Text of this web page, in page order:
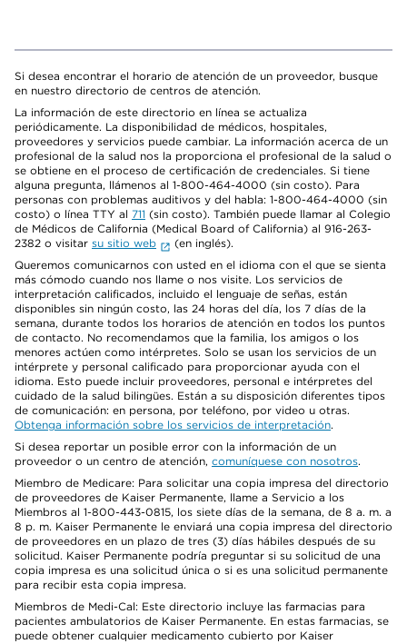
Si desea encontrar el horario de atención de un proveedor, busque
en nuestro directorio de centros de atención.
La información de este directorio en línea se actualiza
periódicamente. La disponibilidad de médicos, hospitales,
proveedores y servicios puede cambiar. La información acerca de un
profesional de la salud nos la proporciona el profesional de la salud o
se obtiene en el proceso de certificación de credenciales. Si tiene
alguna pregunta, llámenos al 1-800-464-4000 (sin costo). Para
personas con problemas auditivos y del habla: 1-800-464-4000 (sin
costo) o línea TTY al 711 (sin costo). También puede llamar al Colegio
de Médicos de California (Medical Board of California) al 916-263-
2382 o visitar su sitio web
(en inglés).
Queremos comunicarnos con usted en el idioma con el que se sienta
más cómodo cuando nos llame o nos visite. Los servicios de
interpretación calificados, incluido el lenguaje de señas, están
disponibles sin ningún costo, las 24 horas del día, los 7 días de la
semana, durante todos los horarios de atención en todos los puntos
de contacto. No recomendamos que la familia, los amigos o los
menores actúen como intérpretes. Solo se usan los servicios de un
intérprete y personal calificado para proporcionar ayuda con el
idioma. Esto puede incluir proveedores, personal e intérpretes del
cuidado de la salud bilingües. Están a su disposición diferentes tipos
de comunicación: en persona, por teléfono, por video u otras.
Obtenga información sobre los servicios de interpretación.
Si desea reportar un posible error con la información de un
proveedor o un centro de atención, comuníquese con nosotros.
Miembro de Medicare: Para solicitar una copia impresa del directorio
de proveedores de Kaiser Permanente, llame a Servicio a los
Miembros al 1-800-443-0815, los siete días de la semana, de 8 a. m. a
8 p. m. Kaiser Permanente le enviará una copia impresa del directorio
de proveedores en un plazo de tres (3) días hábiles después de su
solicitud. Kaiser Permanente podría preguntar si su solicitud de una
copia impresa es una solicitud única o si es una solicitud permanente
para recibir esta copia impresa.
Miembros de Medi-Cal: Este directorio incluye las farmacias para
pacientes ambulatorios de Kaiser Permanente. En estas farmacias, se
puede obtener cualquier medicamento cubierto por Kaiser